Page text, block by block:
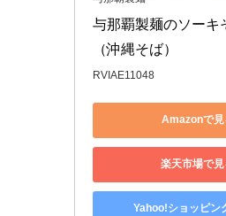
与那覇製麺のソーキ
（沖縄そば）
RVIAE11048
Amazonで見
楽天市場で見
Yahoo!ショッピン